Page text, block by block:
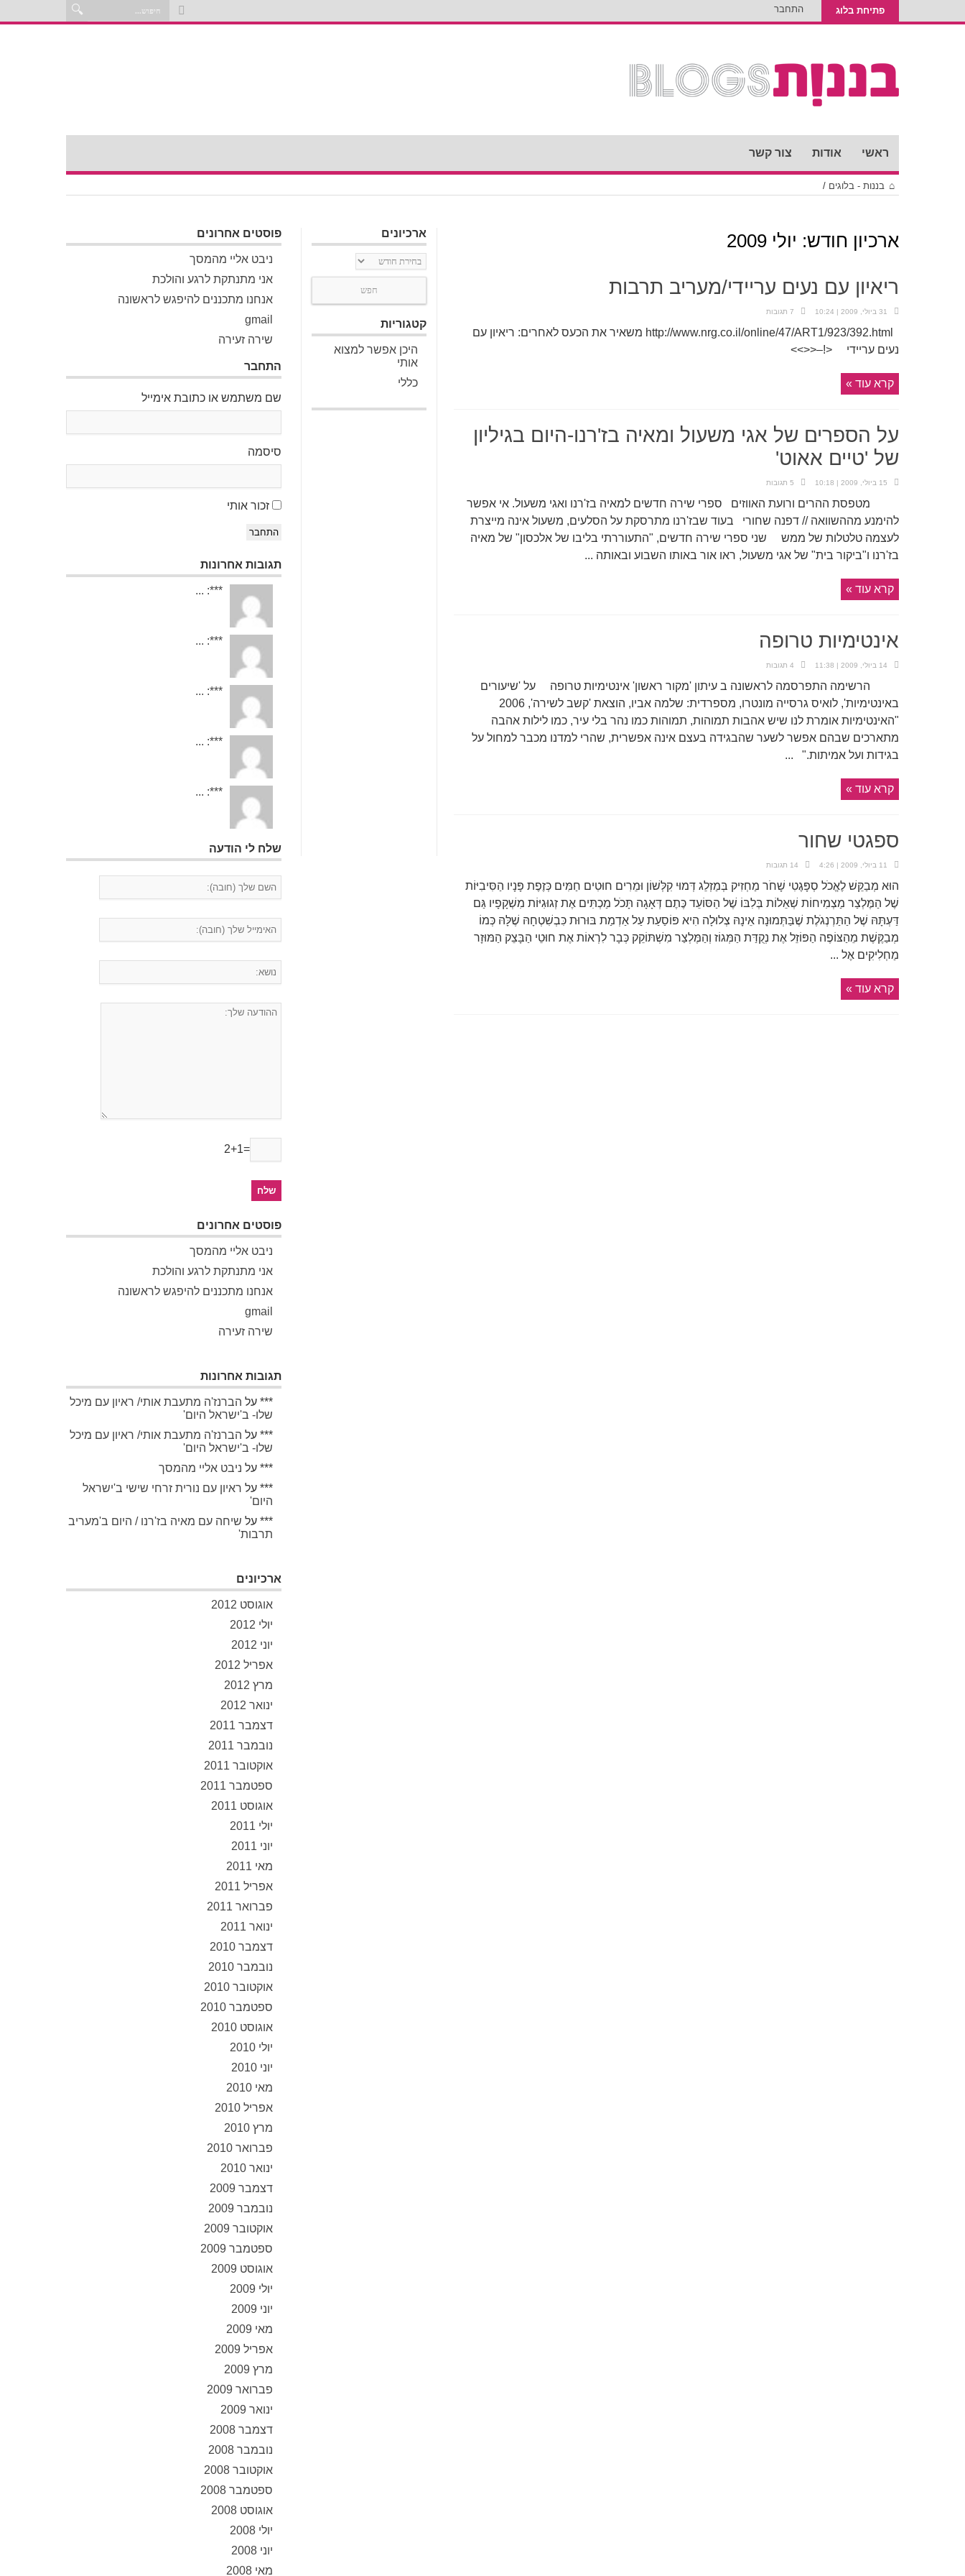
פתיחת בלוג התחבר
ראשי אודות צור קשר
בננות - בלוגים /
ארכיון חודש: יולי 2009
ריאיון עם נעים עריידי/מעריב תרבות
31 ביולי, 2009 | 10:24 7 תגובות
http://www.nrg.co.il/online/47/ART1/923/392.html משאיר את הכעס לאחרים: ריאיון עם
נעים עריידי <!–<<>>
קרא עוד »
על הספרים של אגי משעול ומאיה בז'רנו-היום בגיליון
של 'טיים אאוט'
15 ביולי, 2009 | 10:18 5 תגובות
מטפסת ההרים ורועת האווזים ספרי שירה חדשים למאיה בז'רנו ואגי משעול. אי אפשר
להימנע מההשוואה // דפנה שחורי בעוד שבז'רנו מתרסקת על הסלעים, משעול אינה מייצרת
לעצמה טלטלות של ממש שני ספרי שירה חדשים, "התעוררתי בליבו של אלכסון" של מאיה
בז'רנו ו"ביקור בית" של אגי משעול, ראו אור באותו השבוע ובאותה ...
קרא עוד »
אינטימיות טרופה
14 ביולי, 2009 | 11:38 4 תגובות
הרשימה התפרסמה לראשונה ב עיתון 'מקור ראשון' אינטימיות טרופה על 'שיעורים
"האינטימיות אומרת לנו שיש אהבות תמוהות, תמוהות כמו נהר בלי עיר, כמו לילות אהבה
מתארכים שבהם אפשר לשער שהבגידה בעצם אינה אפשרית, שהרי למדנו מכבר למחול על
בגידות ועל אמיתות." ...
קרא עוד »
ספגטי שחור
11 ביולי, 2009 | 4:26 14 תגובות
הוּא מְבַקֵּשׁ לֶאֱכֹל סְפָּגֶטִי שָׁחֹר מַחְזִיק בְּמַזְלֵג דְּמוּי קִלְּשׁוֹן וּמֵרִים חוּטִים חַמִּים כְּזֶפֶת פָּנָיו הַסִּיבִיּוֹת
שֶׁל הַמֶּלְצַר מַצְמִיחוֹת שְׁאֵלוֹת בְּלִבּוֹ שֶׁל הַסּוֹעֵד כֶּתֶם דְּאָגָה תָּכֹל מַכְתִּים אֶת זְגוּגִיּוֹת מִשְׁקָפָיו גַּם
דַּעְתָּהּ שֶׁל הַתַּרְנְגֹלֶת שֶׁבַּתְּמוּנָה אֵינָהּ צְלוּלָה הִיא פּוֹסַעַת עַל אַדְמַת בּוּרוּת כִּבְשִׁטְחָהּ שֶׁלָּהּ כְּמוֹ
מְבַקֶּשֶׁת מֵהַצּוֹפֶה הַפּוֹזֵל אֶת נְקֻדַּת הַמְּגוֹז וְהַמֶּלְצַר מִשְׁתּוֹקֵק כְּבָר לִרְאוֹת אֶת חוּטֵי הַבָּצֵק הַמּוּזָר
מַחְלִיקִים אֶל ...
קרא עוד »
ארכיונים
ארכיונים
קטגוריות
היכן אפשר למצוא
אותי
כללי
פוסטים אחרונים
ניבט אליי מהמסך
אני מתנתקת לרגע והולכת
אנחנו מתכננים להיפגש לראשונה
gmail
שירה זעירה
התחבר
שם משתמש או כתובת אימייל
סיסמה
זכור אותי
התחבר
תגובות אחרונות
***: ...
***: ...
***: ...
***: ...
***: ...
שלח לי הודעה
2+1=
פוסטים אחרונים
ניבט אליי מהמסך
אני מתנתקת לרגע והולכת
אנחנו מתכננים להיפגש לראשונה
gmail
שירה זעירה
תגובות אחרונות
*** על הברנז'ה מתעבת אותי/ ראיון עם מיכל
שלו- ב'ישראל היום'
*** על הברנז'ה מתעבת אותי/ ראיון עם מיכל
שלו- ב'ישראל היום'
*** על ניבט אליי מהמסך
*** על ראיון עם נורית זרחי שישי ב'ישראל
היום'
*** על שיחה עם מאיה בז'רנו / היום ב'מעריב
תרבות'
ארכיונים
אוגוסט 2012
יולי 2012
יוני 2012
אפריל 2012
מרץ 2012
ינואר 2012
דצמבר 2011
נובמבר 2011
אוקטובר 2011
ספטמבר 2011
אוגוסט 2011
יולי 2011
יוני 2011
מאי 2011
אפריל 2011
פברואר 2011
ינואר 2011
דצמבר 2010
נובמבר 2010
אוקטובר 2010
ספטמבר 2010
אוגוסט 2010
יולי 2010
יוני 2010
מאי 2010
אפריל 2010
מרץ 2010
פברואר 2010
ינואר 2010
דצמבר 2009
נובמבר 2009
אוקטובר 2009
ספטמבר 2009
אוגוסט 2009
יולי 2009
יוני 2009
מאי 2009
אפריל 2009
מרץ 2009
פברואר 2009
ינואר 2009
דצמבר 2008
נובמבר 2008
אוקטובר 2008
ספטמבר 2008
אוגוסט 2008
יולי 2008
יוני 2008
מאי 2008